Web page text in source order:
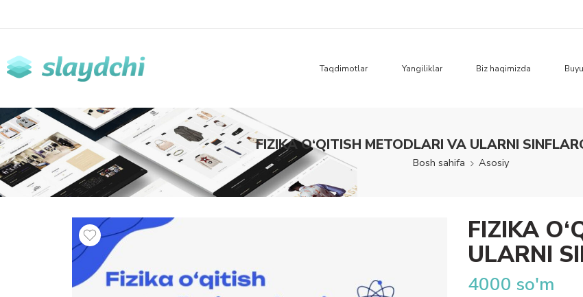
Taqdimotlar Yangiliklar Biz haqimizda
FIZIKA O‘QITISH METODLARI VA ULARNI
Bosh sahifa Asosiy
FIZIKA
ULARNI
4000 so'm